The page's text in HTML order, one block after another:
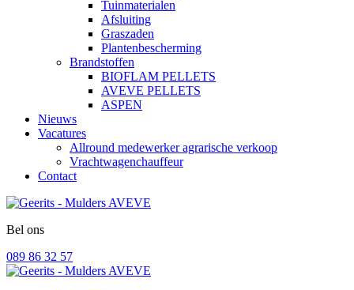
Tuinmaterialen
Afsluiting
Graszaden
Plantenbescherming
Brandstoffen
BIOFLAM PELLETS
AVEVE PELLETS
ASPEN
Nieuws
Vacatures
Allround medewerker agrarische verkoop
Vrachtwagenchauffeur
Contact
Bel ons
089 86 32 57